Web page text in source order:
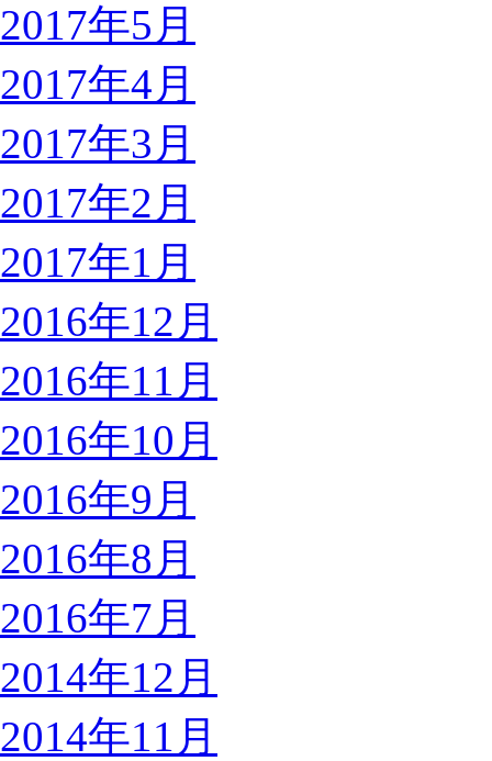
2017年5月
2017年4月
2017年3月
2017年2月
2017年1月
2016年12月
2016年11月
2016年10月
2016年9月
2016年8月
2016年7月
2014年12月
2014年11月